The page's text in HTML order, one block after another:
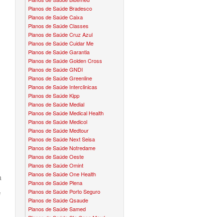
DE SAÚDE INFANTIL
SAÚDE INFANTIL
DE SAÚDE INFANTIL
PLANO DE SAÚDE INFANTIL
PLANO DE SAÚDE INFANTIL
DE SAÚDE INFANTIL
PLANO DE SAÚDE INFANTIL
PLANO DE SAÚDE INFANTIL
PLANO DE SAÚDE INFANTIL
SAÚDE INFANTIL
DE SAÚDE INFANTIL
QSAÚDE PLANO DE SAÚDE SÊNIOR
SANTA HELENA PLANO DE SAÚDE SÊNIOR
SÃO CRISTOVÃO PLANO DE SAÚDE SÊNIOR
TOTAL MEDCARE PLANO DE SAÚDE SÊNIOR
TRANSMONTANO PLANO DE SAÚDE SÊNIOR
ÚNICA PLANO DE SAÚDE SÊNIOR
UNIHOSP PLANO DE SAÚDE SÊNIOR
CONVÊNIO EM CAJAMAR
CONVÊNIO EM CARAPICUÍBA
CONVÊNIO EM COTIA
CONVÊNIO EM DIADEMA
CONVÊNIO EM FERRAZ
CONVÊNIO EM FRANCISCO MORATO
CONVÊNIO EM FRANCO DA ROCHA
CONVÊNIO EM GUARULHOS
CONVÊNIO EM ITAPEVI
CONVÊNIO EM MAUÁ
PLANO ODONTO DENTALPAR
PLANO ODONTO GREEN
PLANO ODONTO INTERODONTO
PLANO ODONTO METLIFE
PLANO ODONTO PLENA
PLANO ODONTO PREVIDENT
PLANO ODONTO ODONTOPREV
PLANO ODONTO ONE
PLANO ODONTO SÃO CRISTOVÃO
PLANO ODONTO SULAMERICA
ALLCARE
BEST LIFE
CORPORE
DIVICOM
HEBROM
LIFE CLASS
Planos de Saúde Bradesco
Planos de Saúde Caixa
Planos de Saúde Classes
Planos de Saúde Cruz Azul
Planos de Saúde Cuidar Me
Planos de Saúde Garantia
Planos de Saúde Golden Cross
Planos de Saúde GNDI
Planos de Saúde Greenline
Planos de Saúde Interclinicas
Planos de Saúde Kipp
Planos de Saúde Medial
Planos de Saúde Medical Health
Planos de Saúde Medicol
Planos de Saúde Medtour
Planos de Saúde Next Seisa
Planos de Saúde Notredame
Planos de Saúde Oeste
Planos de Saúde Omint
Planos de Saúde One Health
Planos de Saúde Plena
Planos de Saúde Porto Seguro
Planos de Saúde Qsaude
Planos de Saúde Samed